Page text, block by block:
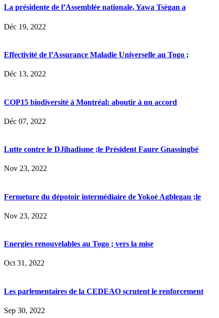
La présidente de l’Assemblée nationale, Yawa Tsègan a
Déc 19, 2022
Effectivité de l’Assurance Maladie Universelle au Togo ;
Déc 13, 2022
COP15 biodiversité à Montréal: aboutir à un accord
Déc 07, 2022
Lutte contre le DJihadisme ;le Président Faure Gnassingbé
Nov 23, 2022
Fermeture du dépotoir intermédiaire de Yokoè Agblegan ;le
Nov 23, 2022
Energies renouvelables au Togo ; vers la mise
Oct 31, 2022
Les parlementaires de la CEDEAO scrutent le renforcement
Sep 30, 2022